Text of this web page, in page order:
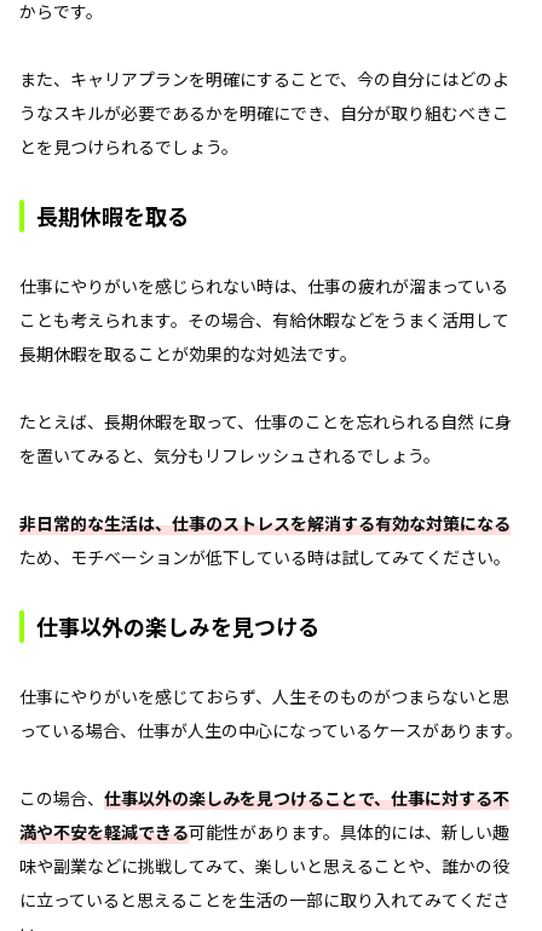
からです。
また、キャリアプランを明確にすることで、今の自分にはどのよ
うなスキルが必要であるかを明確にでき、自分が取り組むべきこ
とを見つけられるでしょう。
長期休暇を取る
仕事にやりがいを感じられない時は、仕事の疲れが溜まっている
ことも考えられます。その場合、有給休暇などをうまく活用して
長期休暇を取ることが効果的な対処法です。
たとえば、長期休暇を取って、仕事のことを忘れられる自然 に身
を置いてみると、気分もリフレッシュされるでしょう。
非日常的な生活は、仕事のストレスを解消する有効な対策になる
ため、モチベーションが低下している時は試してみてください。
仕事以外の楽しみを見つける
仕事にやりがいを感じておらず、人生そのものがつまらないと思
っている場合、仕事が人生の中心になっているケースがあります。
この場合、 仕事以外の楽しみを見つけることで、仕事に対する不
満や不安を軽減できる可能性があります。具体的には、新しい趣
味や副業などに挑戦してみて、楽しいと思えることや、誰かの役
に立っていると思えることを生活の一部に取り入れてみてくださ